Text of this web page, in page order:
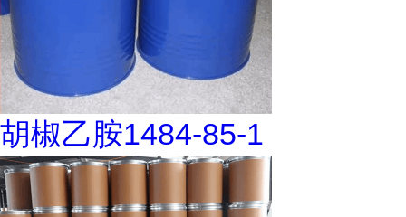
胡椒乙胺1484-85-1